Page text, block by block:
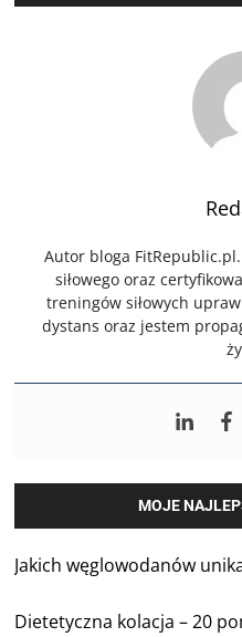
Autor bloga
siłowego oraz
treningów siłowych
dystans oraz jestem
MOJE
Jakich węglowodanów
Dietetyczna kolacja – 20